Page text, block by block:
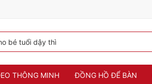
THÔNG MINH ĐỒNG HỒ ĐỂ BÀN